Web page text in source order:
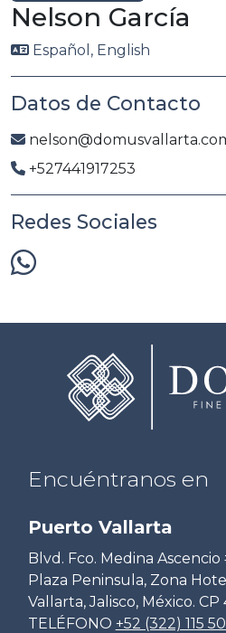
Nelson García
Español, English
Datos de Contacto
+527441917253
Redes Sociales
Encuéntranos en
Puerto Vallarta
Blvd. Fco. Medina
Plaza Peninsula, Zona
Vallarta, Jalisco, México. CP
TELÉFONO +52 (322) 115